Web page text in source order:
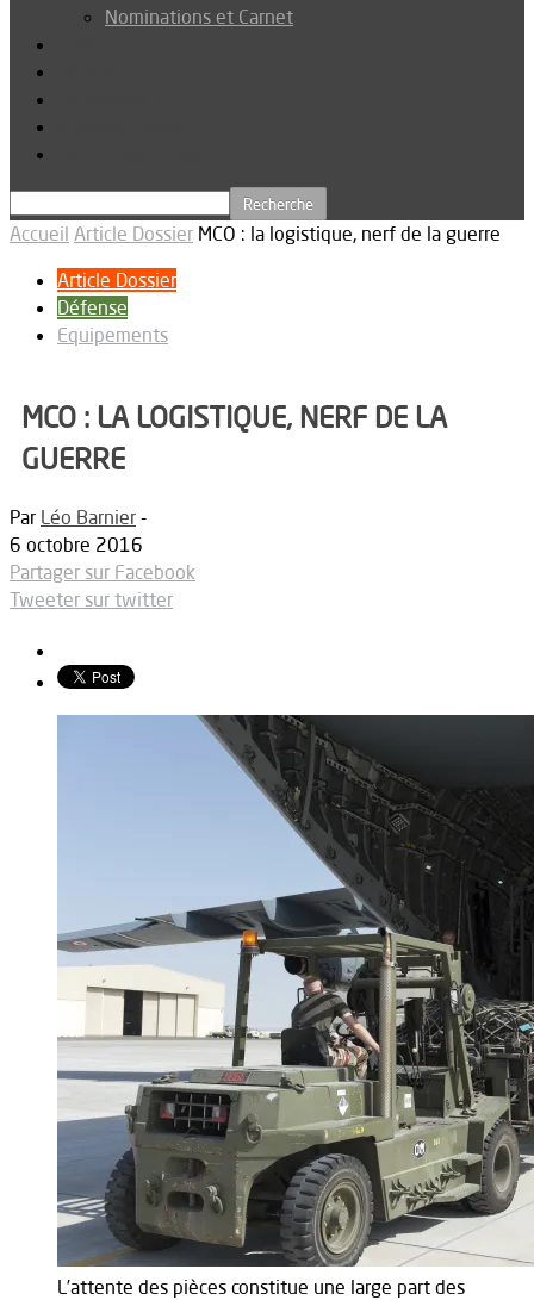
Nominations et Carnet
Accueil Article Dossier MCO : la logistique, nerf de la guerre
Article Dossier
Défense
Equipements
MCO : LA LOGISTIQUE, NERF DE LA
GUERRE
Par Léo Barnier -
6 octobre 2016
Partager sur Facebook
Tweeter sur twitter
L’attente des pièces constitue une large part des